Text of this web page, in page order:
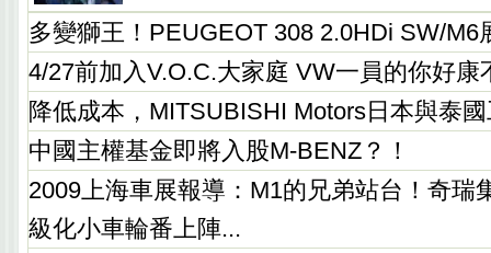
多變獅王！PEUGEOT 308 2.0HDi SW/M6
4/27前加入V.O.C.大家庭 VW一員的你好康
降低成本，MITSUBISHI Motors日本與泰
中國主權基金即將入股M-BENZ？！
2009上海車展報導：M1的兄弟站台！奇瑞
級化小車輪番上陣...